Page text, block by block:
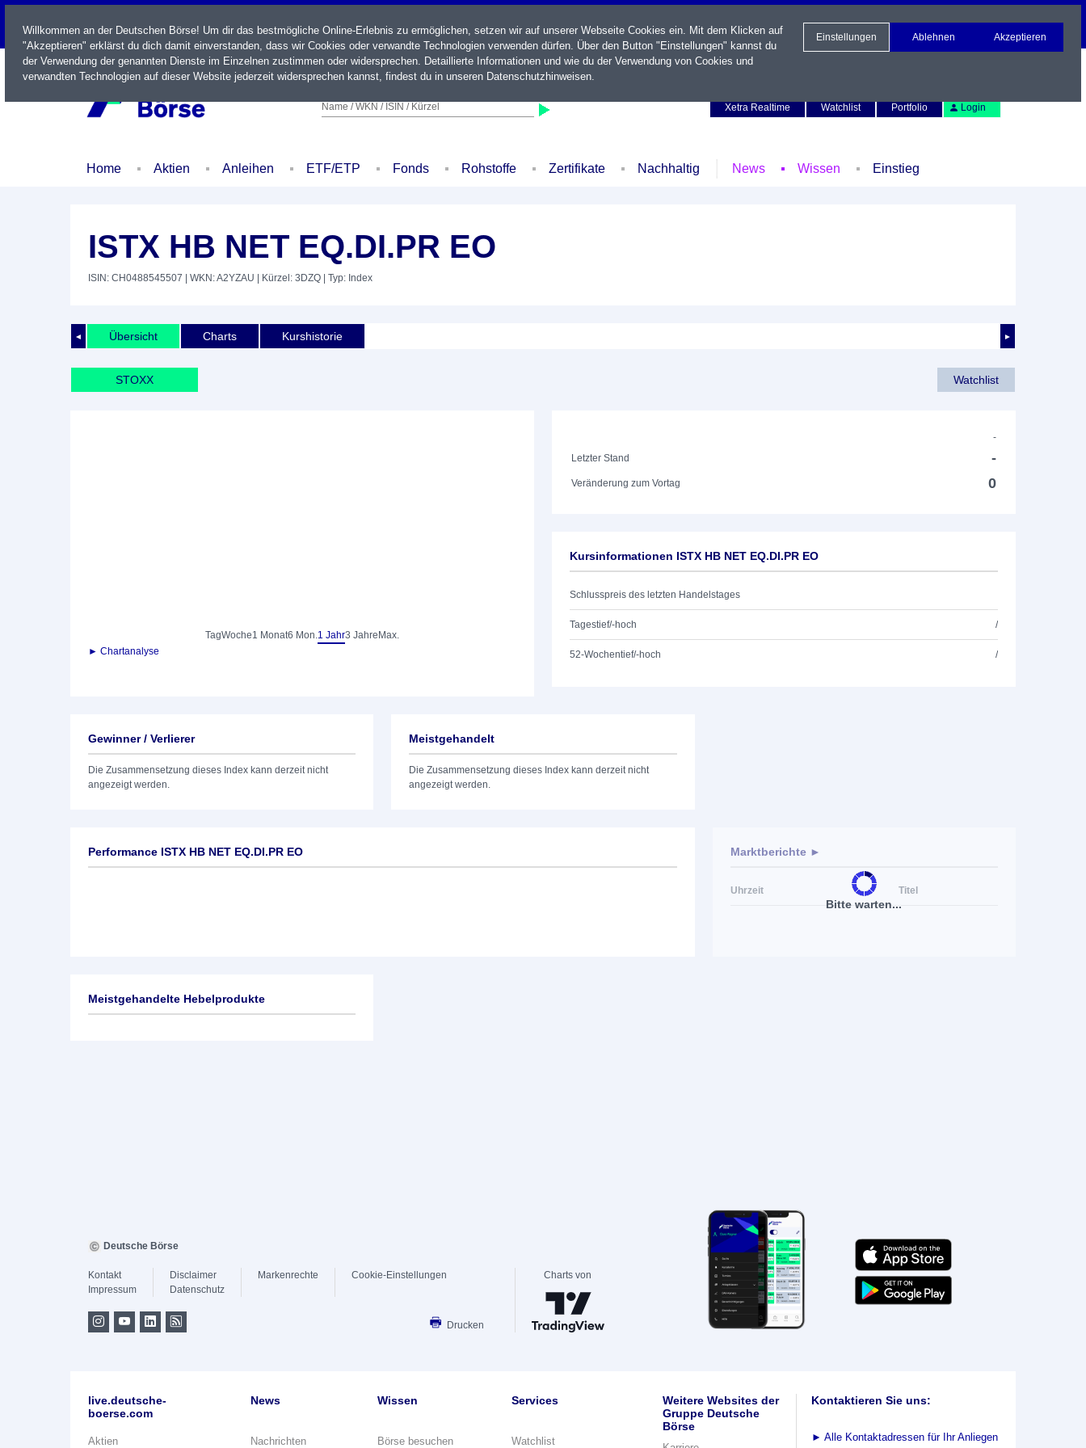
LIVE
Name / WKN / ISIN / Kürzel
Xetra Realtime
Watchlist Portfolio Login
Home Aktien Anleihen ETF/ETP Fonds Rohstoffe Zertifikate Nachhaltig News Wissen Einstieg
ISTX HB NET EQ.DI.PR EO
ISIN: CH0488545507 | WKN: A2YZAU | Kürzel: 3DZQ | Typ: Index
◄ ►
Übersicht Charts Kurshistorie
STOXX Watchlist
TagWoche1 Monat6 Mon.1 Jahr3 Jahre Max.
► Chartanalyse
-
Letzter Stand
-
Veränderung zum Vortag 0
Kursinformationen ISTX HB NET EQ.DI.PR EO
Schlusspreis des letzten Handelstages
Tagestief/-hoch /
52-Wochentief/-hoch /
Gewinner / Verlierer
Die Zusammensetzung dieses Index kann derzeit nicht
angezeigt werden.
Meistgehandelt
Die Zusammensetzung dieses Index kann derzeit nicht
angezeigt werden.
Performance ISTX HB NET EQ.DI.PR EO
Bitte warten...
Marktberichte ►
Uhrzeit Titel
Meistgehandelte Hebelprodukte
Willkommen an der Deutschen Börse! Um dir das bestmögliche Online-Erlebnis zu ermöglichen, setzen wir auf unserer Webseite Cookies ein. Mit dem Klicken auf
"Akzeptieren" erklärst du dich damit einverstanden, dass wir Cookies oder verwandte Technologien verwenden dürfen. Über den Button "Einstellungen" kannst du
der Verwendung der genannten Dienste im Einzelnen zustimmen oder widersprechen. Detaillierte Informationen und wie du der Verwendung von Cookies und
verwandten Technologien auf dieser Website jederzeit widersprechen kannst, findest du in unseren Datenschutzhinweisen.
Einstellungen Ablehnen Akzeptieren
Deutsche Börse
Kontakt
Impressum
Disclaimer
Datenschutz
Markenrechte Cookie-Einstellungen
Drucken
Charts von
live.deutsche-
boerse.com
Aktien
News
Nachrichten
Wissen
Börse besuchen
Services
Watchlist
Weitere Websites der
Gruppe Deutsche
Börse
Kontaktieren Sie uns:
► Alle Kontaktadressen für Ihr Anliegen